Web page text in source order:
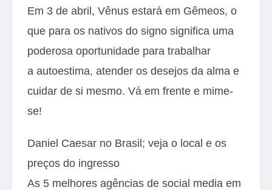
Em 3 de abril, Vênus estará em Gêmeos, o
que para os nativos do signo significa uma
poderosa oportunidade para trabalhar
a autoestima, atender os desejos da alma e
cuidar de si mesmo. Vá em frente e mime-
se!
Daniel Caesar no Brasil; veja o local e os
preços do ingresso
As 5 melhores agências de social media em